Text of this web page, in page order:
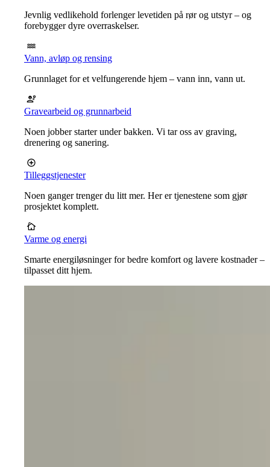
Jevnlig vedlikehold forlenger levetiden på rør og utstyr – og
forebygger dyre overraskelser.
Vann, avløp og rensing
Grunnlaget for et velfungerende hjem – vann inn, vann ut.
Gravearbeid og grunnarbeid
Noen jobber starter under bakken. Vi tar oss av graving,
drenering og sanering.
Tilleggstjenester
Noen ganger trenger du litt mer. Her er tjenestene som gjør
prosjektet komplett.
Varme og energi
Smarte energiløsninger for bedre komfort og lavere kostnader –
tilpasset ditt hjem.